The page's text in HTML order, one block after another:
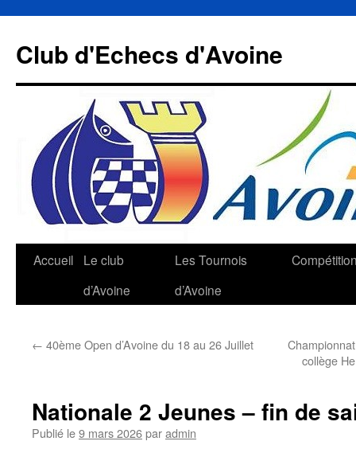
contenu
Club d'Echecs d'Avoine
Accueil
Le club
d’Avoine
Les Tournois
d’Avoine
← 40ème Open d’Avoine du 18 au 26 Juillet
collège
Nationale 2 Jeunes – fin de
Publié le9 mars 2026paradmin